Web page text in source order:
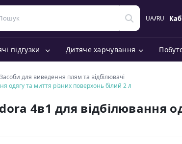
UA/RU
підгузки Дитяче харчування
Засоби для виведення плям та відбілювачі
одягу та миття різних поверхонь білий 2 л
4в1 для відбілювання